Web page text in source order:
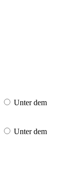
Unter dem
Unter dem